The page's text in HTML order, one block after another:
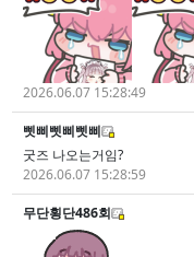
2026.06.07 15:28:49
삣삐삣삐삣삐
굿즈 나오는거임?
2026.06.07 15:28:59
무단횡단486회